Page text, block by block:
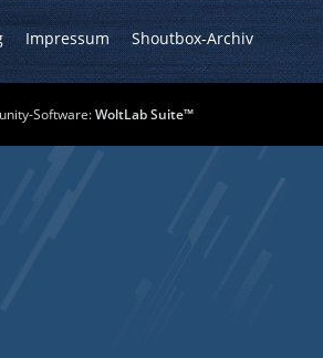
Impressum Shoutbox-Archiv
Software:WoltLab Suite™